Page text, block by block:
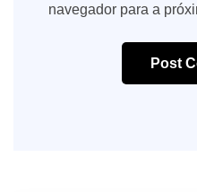
navegador para a
Post